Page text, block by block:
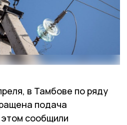
в Тамбове по ряду
подача
сообщили